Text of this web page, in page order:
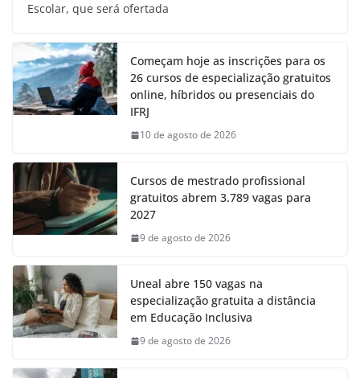
Escolar, que será ofertada
Começam hoje as inscrições para os
26 cursos de especialização gratuitos
online, híbridos ou presenciais do
IFRJ
10 de agosto de 2026
Cursos de mestrado profissional
gratuitos abrem 3.789 vagas para
2027
9 de agosto de 2026
Uneal abre 150 vagas na
especialização gratuita a distância
em Educação Inclusiva
9 de agosto de 2026